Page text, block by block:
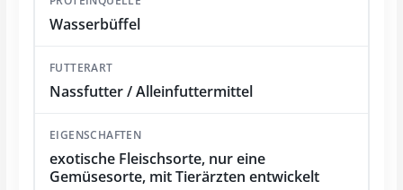
Wasserbüffel
Nassfutter / Alleinfuttermittel
exotische Fleischsorte, nur eine
Gemüsesorte, mit Tierärzten entwickelt